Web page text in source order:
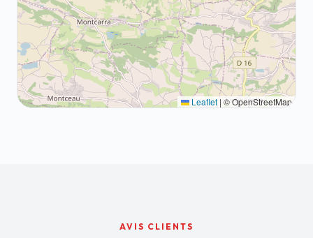
Leaflet | © OpenStreetMap
AVIS CLIENTS